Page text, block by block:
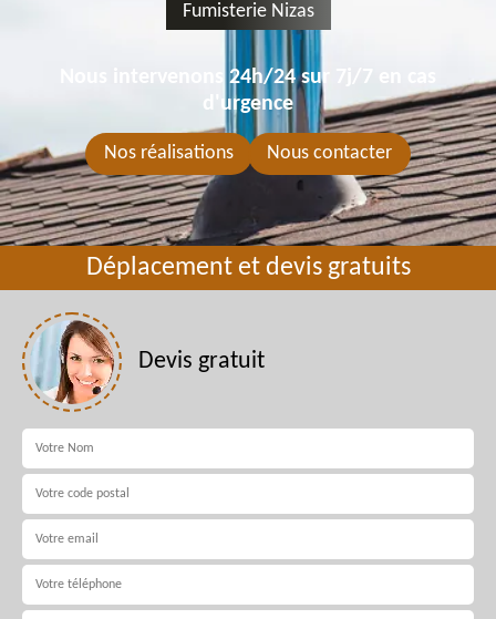
Fumisterie Nizas
Nous intervenons 24h/24 sur 7j/7 en cas
d'urgence
Nos réalisations Nous contacter
Déplacement et devis gratuits
Devis gratuit